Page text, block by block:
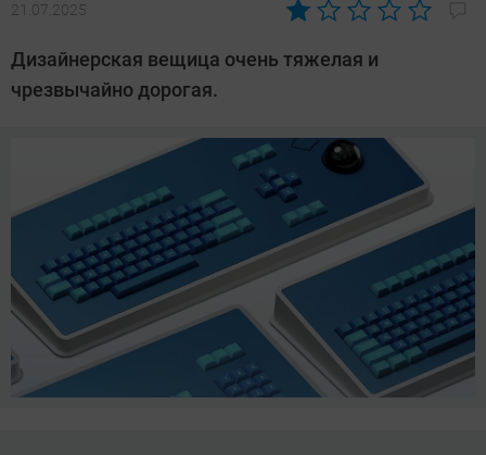
21.07.2025
Автор:
Калашников
Дизайнерская вещица очень тяжелая и
чрезвычайно дорогая.